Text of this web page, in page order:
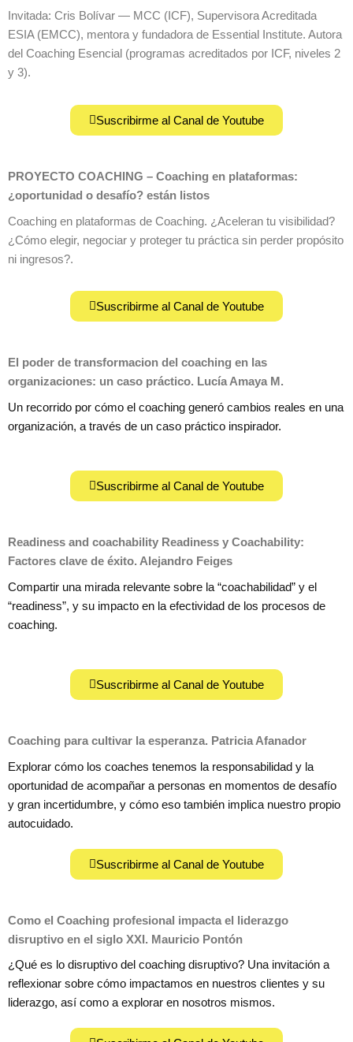
Invitada: Cris Bolívar — MCC (ICF), Supervisora Acreditada
ESIA (EMCC), mentora y fundadora de Essential Institute. Autora
del Coaching Esencial (programas acreditados por ICF, niveles 2
y 3).
Suscribirme al Canal de Youtube
PROYECTO COACHING – Coaching en plataformas:
¿oportunidad o desafío? están listos
Coaching en plataformas de Coaching. ¿Aceleran tu visibilidad?
¿Cómo elegir, negociar y proteger tu práctica sin perder propósito
ni ingresos?.
Suscribirme al Canal de Youtube
El poder de transformacion del coaching en las
organizaciones: un caso práctico. Lucía Amaya M.
Un recorrido por cómo el coaching generó cambios reales en una
organización, a través de un caso práctico inspirador.
Suscribirme al Canal de Youtube
Readiness and coachability Readiness y Coachability:
Factores clave de éxito. Alejandro Feiges
Compartir una mirada relevante sobre la “coachabilidad” y el
“readiness”, y su impacto en la efectividad de los procesos de
coaching.
Suscribirme al Canal de Youtube
Coaching para cultivar la esperanza. Patricia Afanador
Explorar cómo los coaches tenemos la responsabilidad y la
oportunidad de acompañar a personas en momentos de desafío
y gran incertidumbre, y cómo eso también implica nuestro propio
autocuidado.
Suscribirme al Canal de Youtube
Como el Coaching profesional impacta el liderazgo
disruptivo en el siglo XXI. Mauricio Pontón
¿Qué es lo disruptivo del coaching disruptivo? Una invitación a
reflexionar sobre cómo impactamos en nuestros clientes y su
liderazgo, así como a explorar en nosotros mismos.